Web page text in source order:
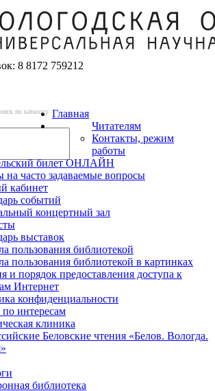
8 8172 759212
по каталогу Главная
Читателям
Контакты, режим
работы
билет ОНЛАЙН
на часто задаваемые вопросы
кабинет
событий
концертный зал
выставок
пользования библиотекой
пользования библиотекой в картинках
и порядок предоставления доступа к
Интернет
конфиденциальности
интересам
клиника
Беловские чтения «Белов. Вологда.
библиотека